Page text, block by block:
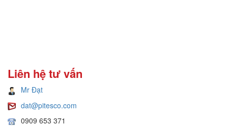
Liên hệ tư vấn
Mr Đạt
dat@pitesco.com
0909 653 371